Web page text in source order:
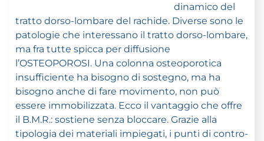
dinamico del
tratto dorso-lombare del rachide. Diverse sono le
patologie che interessano il tratto dorso-lombare,
ma fra tutte spicca per diffusione
l’OSTEOPOROSI. Una colonna osteoporotica
insufficiente ha bisogno di sostegno, ma ha
bisogno anche di fare movimento, non può
essere immobilizzata. Ecco il vantaggio che offre
il B.M.R.: sostiene senza bloccare. Grazie alla
tipologia dei materiali impiegati, i punti di contro-